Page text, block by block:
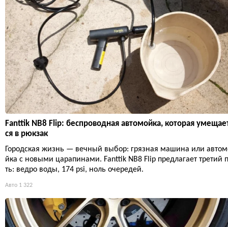
Fanttik NB8 Flip: беспроводная автомойка, которая
ся в рюкзак
Городская жизнь — вечный выбор: грязная машина или
йка с новыми царапинами. Fanttik NB8 Flip предлагает третий
ть: ведро воды, 174 psi, ноль очередей.
Авто 1 322